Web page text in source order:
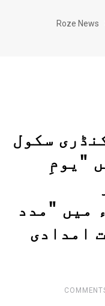
Roze News
سکول
"یومِ
میں "مدد
امدادی